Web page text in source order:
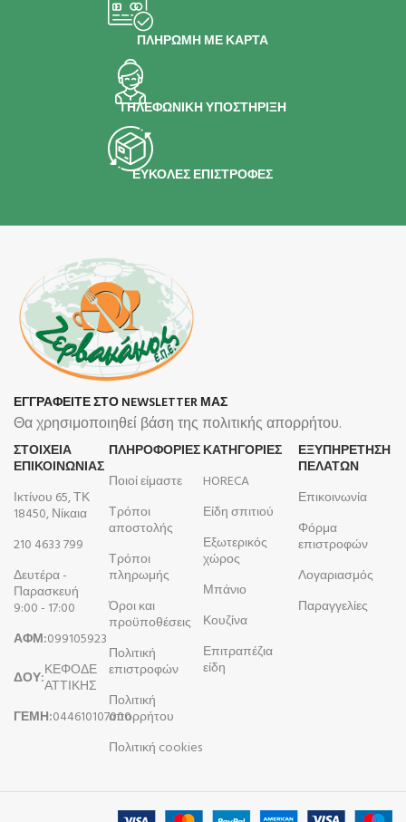
ΠΛΗΡΩΜΗ ΜΕ ΚΑΡΤΑ
ΤΗΛΕΦΩΝΙΚΗ ΥΠΟΣΤΗΡΙΞΗ
ΕΥΚΟΛΕΣ ΕΠΙΣΤΡΟΦΕΣ
ΕΓΓΡΑΦΕΙΤΕ ΣΤΟ NEWSLETTER ΜΑΣ
Θα χρησιμοποιηθεί βάση της πολιτικής απορρήτου.
ΣΤΟΙΧΕΙΑ
ΕΠΙΚΟΙΝΩΝΙΑΣ
Ικτίνου 65, ΤΚ
18450, Νίκαια
210 4633 799
Δευτέρα -
Παρασκευή
9:00 - 17:00
ΑΦΜ:099105923
ΔΟΥ:ΚΕΦΟΔΕ
ΑΤΤΙΚΗΣ
ΓΕΜΗ:044610107000
ΠΛΗΡΟΦΟΡΊΕΣ
Ποιοί είμαστε
Τρόποι
αποστολής
Τρόποι
πληρωμής
Όροι και
προϋποθέσεις
Πολιτική
επιστροφών
Πολιτική
απορρήτου
Πολιτική cookies
ΚΑΤΗΓΟΡΙΕΣ
HORECA
Είδη σπιτιού
Εξωτερικός
χώρος
Μπάνιο
Κουζίνα
Επιτραπέζια
είδη
ΕΞΥΠΗΡΕΤΗΣΗ
ΠΕΛΑΤΩΝ
Επικοινωνία
Φόρμα
επιστροφών
Λογαριασμός
Παραγγελίες